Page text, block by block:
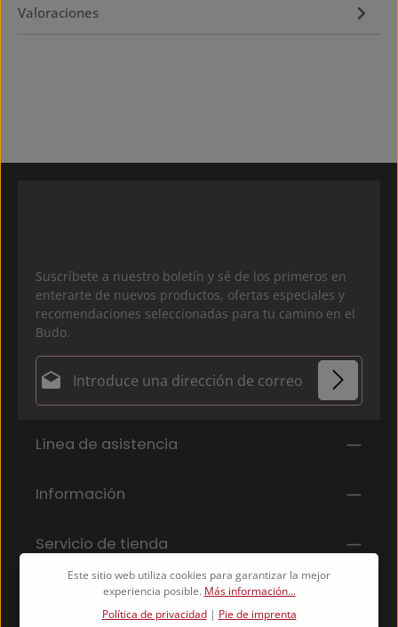
Valoraciones
Suscríbete a nuestro boletín y sé de los primeros en
enterarte de nuevos productos, ofertas especiales y
recomendaciones seleccionadas para tu camino en el
Budo.
Dirección de correo electrónico*
Al seleccionar continuar, confirmas que has leído
has aceptado nuestros
términos y condiciones generales
Los campos marcados con un asterisco (*) son
obligatorios.
Línea de asistencia
Información
Servicio de tienda
Este sitio web utiliza cookies para garantizar la mejor
experiencia posible. Más información...
Política de privacidad| Pie de imprenta